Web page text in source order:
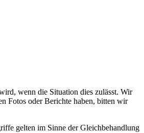
wenn die Situation dies zulässt. Wir
Fotos oder Berichte haben, bitten wir
gelten im Sinne der Gleichbehandlung